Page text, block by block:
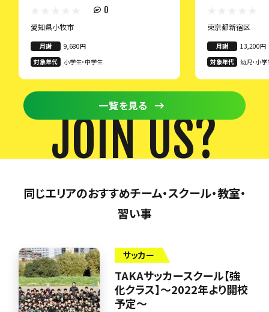
0
愛知県小牧市
月謝
9,680円
対象年代
小学生・中学生
東京都新宿区
月謝
13,200円
対象年代
幼児・小
一覧を見る
JOIN US?
同じエリアのおすすめチーム・スクール・教室・
習い事
サッカー
TAKAサッカースクール【強
化クラス】～2022年より開校
予定～